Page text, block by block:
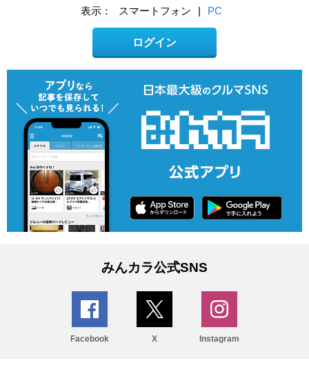
表示： スマートフォン | PC
ログイン
みんカラ公式SNS
Facebook X Instagram